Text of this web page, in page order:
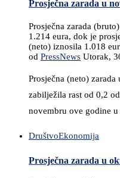
Prosječna zarada u
Prosječna zarada
1.214 eura, dok je
(neto) iznosila 1.018
od PressNews Utorak,
Prosječna (neto)
zabilježila rast od 0,2
novembru ove godine
DruštvoEkonomija
Prosječna zarada u